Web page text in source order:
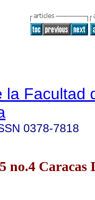
la Facultad
0378-7818
no.4 Caracas